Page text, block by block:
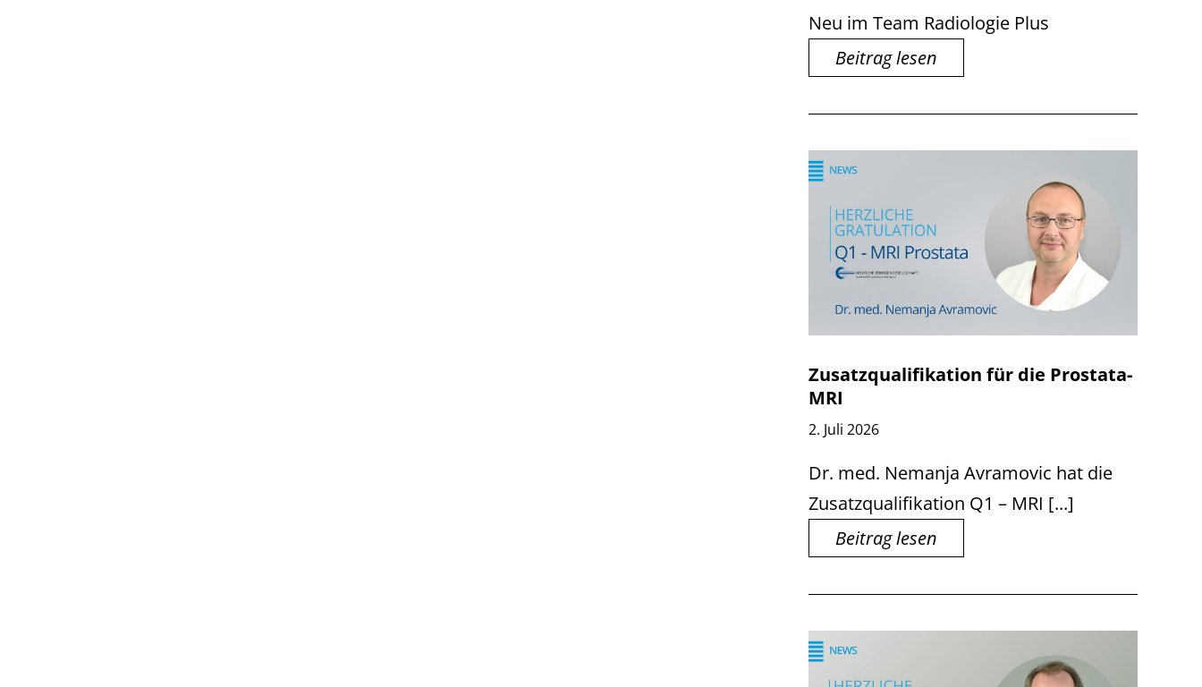
Neu im Team Radiologie Plus
Beitrag lesen
Zusatzqualifikation für die Prostata-
MRI
2. Juli 2026
Dr. med. Nemanja Avramovic hat die
Zusatzqualifikation Q1 – MRI [...]
Beitrag lesen